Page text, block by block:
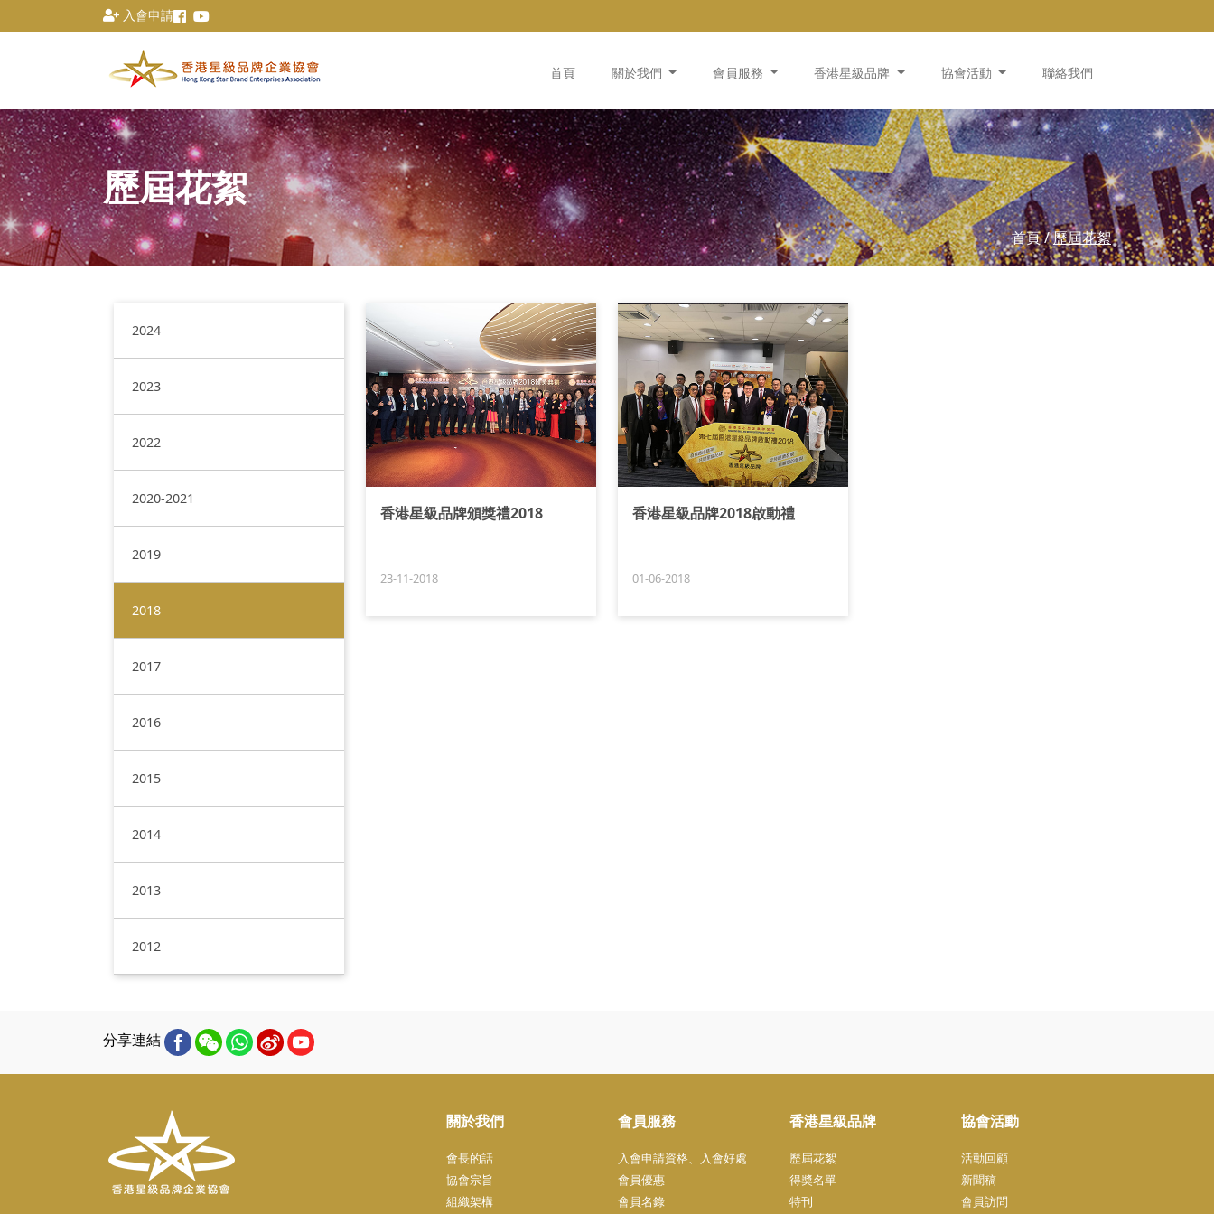
入會申請
首頁 關於我們 會員服務 香港星級品牌 協會活動 聯絡我們
歷屆花絮
首頁/歷屆花絮
2024
2023
2022
2020-2021
2019
2018
2017
2016
2015
2014
2013
2012
香港星級品牌頒獎禮2018
23-11-2018
香港星級品牌2018啟動禮
01-06-2018
分享連結
關於我們
會長的話
協會宗旨
組織架構
會員服務
入會申請資格、入會好處
會員優惠
會員名錄
香港星級品牌
歷屆花絮
得奬名單
特刊
協會活動
活動回顧
新聞稿
會員訪問